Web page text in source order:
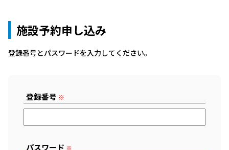
施設予約申し込み
登録番号とパスワードを⼊⼒してください。
登録番号 ※
パスワード ※